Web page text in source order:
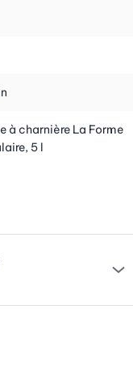
à charnière La Forme
5 l